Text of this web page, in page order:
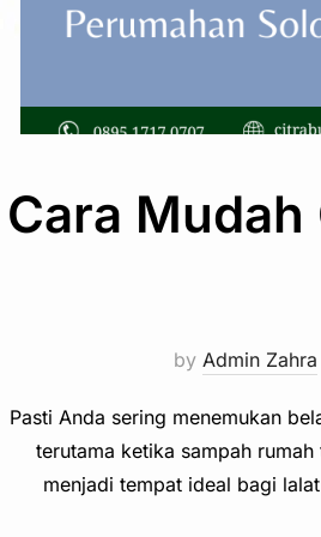
Cara
by Admin Zahra
Pasti Anda sering menemukan
terutama ketika sampah
menjadi tempat ideal bagi